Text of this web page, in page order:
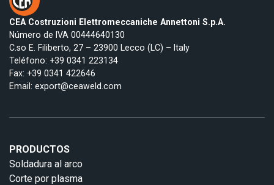
CEA Costruzioni Elettromeccaniche Annettoni S.p.A.
Número de IVA 00444640130
C.so E. Filiberto, 27 – 23900 Lecco (LC) – Italy
Teléfono: +39 0341 223134
Fax: +39 0341 422646
Email: export@ceaweld.com
PRODUCTOS
Soldadura al arco
Corte por plasma